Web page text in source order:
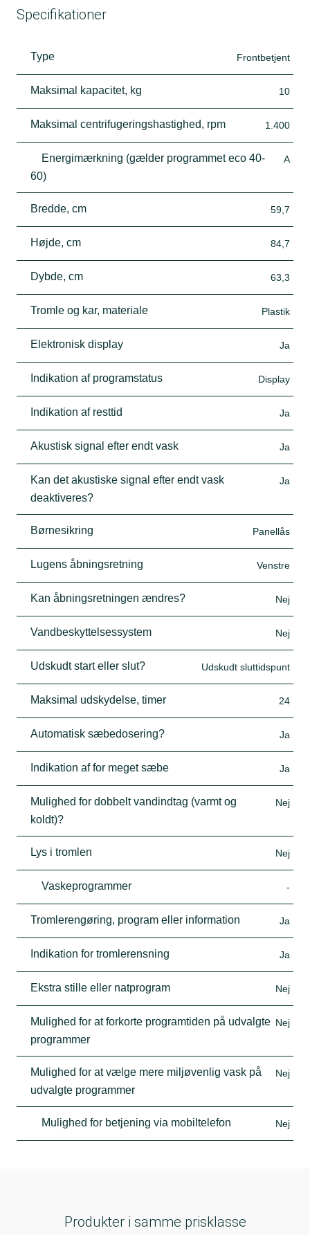
Specifikationer
Type Frontbetjent
Maksimal kapacitet, kg 10
Maksimal centrifugeringshastighed, rpm 1.400
Energimærkning (gælder programmet eco 40-
60)
A
Bredde, cm 59,7
Højde, cm 84,7
Dybde, cm 63,3
Tromle og kar, materiale Plastik
Elektronisk display Ja
Indikation af programstatus Display
Indikation af resttid Ja
Akustisk signal efter endt vask Ja
Kan det akustiske signal efter endt vask
deaktiveres?
Ja
Børnesikring Panellås
Lugens åbningsretning Venstre
Kan åbningsretningen ændres? Nej
Vandbeskyttelsessystem Nej
Udskudt start eller slut? Udskudt sluttidspunt
Maksimal udskydelse, timer 24
Automatisk sæbedosering? Ja
Indikation af for meget sæbe Ja
Mulighed for dobbelt vandindtag (varmt og
koldt)?
Nej
Lys i tromlen Nej
Vaskeprogrammer -
Tromlerengøring, program eller information Ja
Indikation for tromlerensning Ja
Ekstra stille eller natprogram Nej
Mulighed for at forkorte programtiden på udvalgte
programmer
Nej
Mulighed for at vælge mere miljøvenlig vask på
udvalgte programmer
Nej
Mulighed for betjening via mobiltelefon Nej
Produkter i samme prisklasse